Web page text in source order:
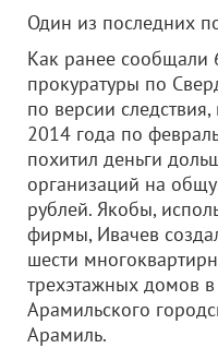
Один из последних
Как ранее сообщали
прокуратуры по
по версии
2014 года по
похитил деньги
организаций на
рублей. Якобы,
фирмы, Ивачев
шести
трехэтажных домов
Арамильского
Арамиль.